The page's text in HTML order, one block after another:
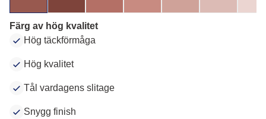
Färg av hög kvalitet
Hög täckförmåga
Hög kvalitet
Tål vardagens slitage
Snygg finish